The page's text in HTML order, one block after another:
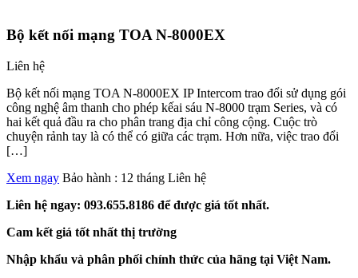
Bộ kết nối mạng TOA N-8000EX
Liên hệ
Bộ kết nối mạng TOA N-8000EX IP Intercom trao đổi sử dụng gói
công nghệ âm thanh cho phép kếai sáu N-8000 trạm Series, và có
hai kết quả đầu ra cho phân trang địa chỉ công cộng. Cuộc trò
chuyện rảnh tay là có thể có giữa các trạm. Hơn nữa, việc trao đổi
[…]
Xem ngay Bảo hành : 12 tháng Liên hệ
Liên hệ ngay: 093.655.8186 để được giá tốt nhất.
Cam kết giá tốt nhất thị trường
Nhập khẩu và phân phối chính thức của hãng tại Việt Nam.